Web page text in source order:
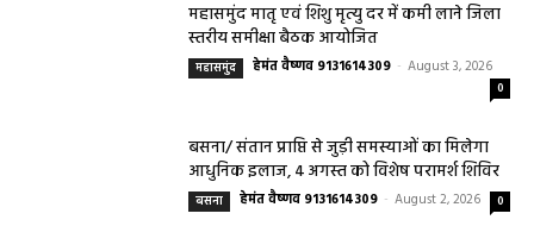
महासमुंद मातृ एवं शिशु मृत्यु दर में कमी लाने जिला
स्तरीय समीक्षा बैठक आयोजित
महासमुंद हेमंत वैष्णव 9131614309 - August 3, 2026
0
बसना/ संतान प्राप्ति से जुड़ी समस्याओं का मिलेगा
आधुनिक इलाज, 4 अगस्त को विशेष परामर्श शिविर
बसना हेमंत वैष्णव 9131614309 - August 2, 2026 0